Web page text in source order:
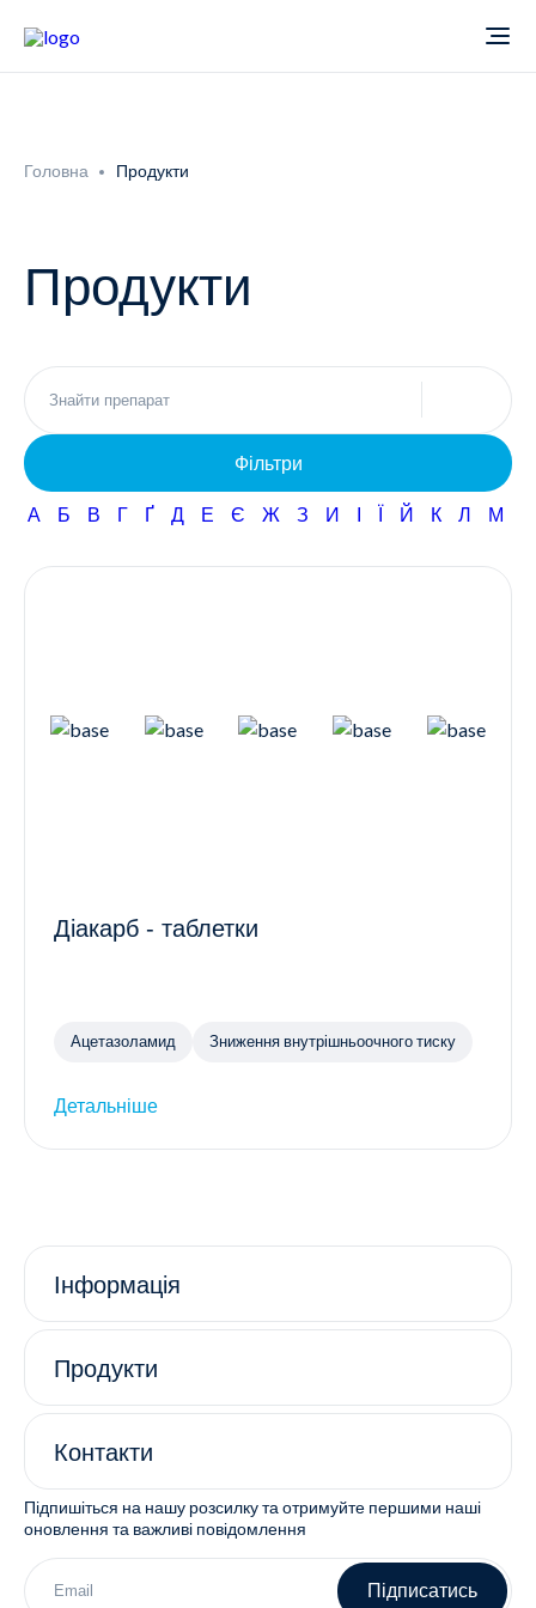
Новини
Неврологія
Фармаконагляд
Кар'єра
Головна Продукти
Продукти
Фільтри
А Б В Г Ґ Д Е Є Ж З И І Ї Й К Л М
Діакарб - таблетки
Ацетазоламид Зниження внутрішньоочного тиску
Детальніше
Інформація
Продукти
Контакти
Підпишіться на нашу розсилку та отримуйте першими наші
оновлення та важливі повідомлення
Підписатись